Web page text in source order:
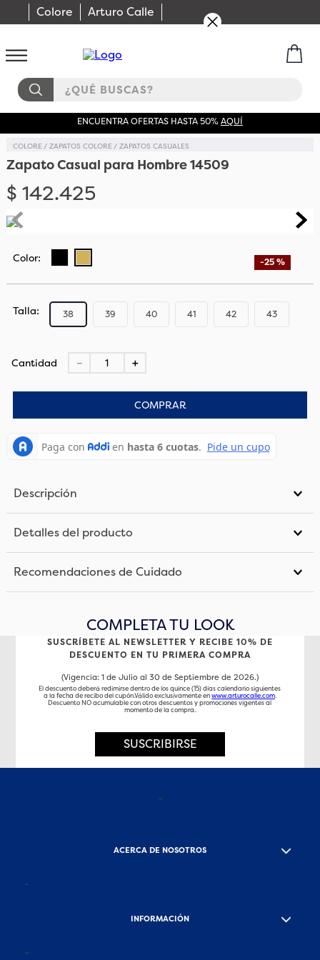
Colore Arturo Calle
¿QUÉ BUSCAS?
ENCUENTRA OFERTAS HASTA 50%AQUÍ
COLORE ZAPATOS COLORE ZAPATOS CASUALES
Zapato Casual para Hombre 14509
$ 142.425
-25 %
Talla 38 39 40 41 42 43
Cantidad ＋
－
COMPRAR
Descripción
Detalles del producto
Recomendaciones de Cuidado
COMPLETA TU LOOK
SUSCRÍBETE AL NEWSLETTER Y RECIBE 10% DE
DESCUENTO EN TU PRIMERA COMPRA
(Vigencia: 1 de Julio al 30 de Septiembre de 2026.)
El descuento deberá redimirse dentro de los quince (15) días calendario siguientes
a la fecha de recibo del cupón.Válido exclusivamente enwww.arturocalle.com.
Descuento NO acumulable con otros descuentos y promociones vigentes al
momento de la compra.
SUSCRIBIRSE
-
ACERCA DE NOSOTROS
-
INFORMACIÓN
-